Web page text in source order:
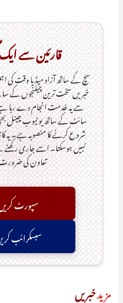
قارئین سے
سچ کے ساتھ آزاد میڈیا وقت کی
خبریں سخت ترین چیلنجوں کے
سے یہ خدمت انجام دے رہا
سائٹ کے ساتھ یو ٹیوب چینل
شروع کرنے کا منصوبہ ہے۔ یہ
نہیں ہوسکتا۔ اسے جاری
تعاون کی
سپورٹ
سبسکرائب
مزیدخبریں